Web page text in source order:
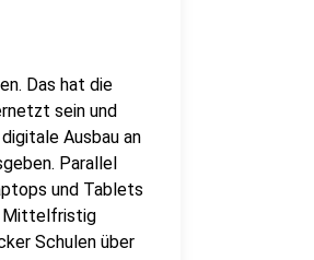
Das hat die
sein und
Ausbau an
Parallel
und Tablets
Mittelfristig
Schulen über